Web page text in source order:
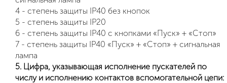
4 - степень защиты IP40 без кнопок
5 - степень защиты IP20
6 - степень защиты IP40 с кнопками «Пуск» + «Стоп»
7 - степень защиты IP40 «Пуск» + «Стоп» + сигнальная
лампа
5. Цифра, указывающая исполнение пускателей по
числу и исполнению контактов вспомогательной цепи: